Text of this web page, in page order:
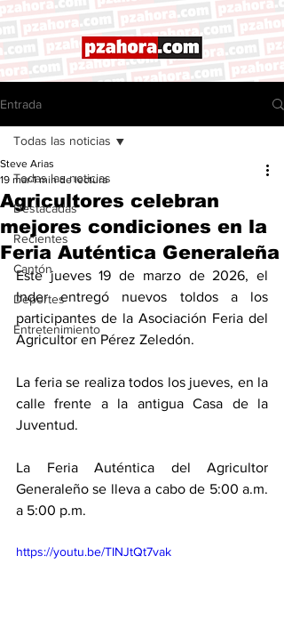
Entrada
Todas las noticias
Destacadas
Recientes
Cantón
Deportes
Entretenimiento
Todas las noticias
Agricultores celebran
mejores condiciones en la
Feria Auténtica Generaleña
Steve Arias
19 mar 1 min de lectura
Este jueves 19 de marzo de 2026, el
Inder entregó nuevos toldos a los
participantes de la Asociación Feria del
Agricultor en Pérez Zeledón.
La feria se realiza todos los jueves, en la
calle frente a la antigua Casa de la
Juventud.
La Feria Auténtica del Agricultor
Generaleño se lleva a cabo de 5:00 a.m.
a 5:00 p.m.
https://youtu.be/TINJtQt7vak